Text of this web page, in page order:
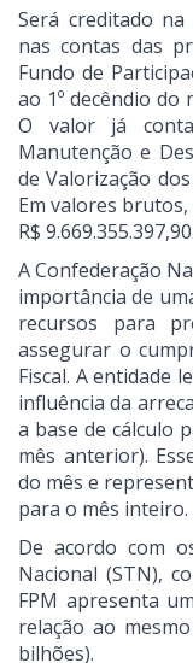
Será creditado
nas contas das
Fundo de
ao 1º decêndio do
O valor já
Manutenção e
de Valorização
Em valores
R$ 9.669.355.397,90.
A Confederação
importância de
recursos para
assegurar o
Fiscal. A entidade
influência da
a base de cálculo
mês anterior).
do mês e
para o mês inteiro.
De acordo com
Nacional (STN),
FPM apresenta
relação ao
bilhões).